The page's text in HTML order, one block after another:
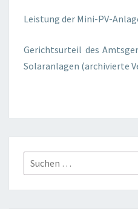
Leistung der Mini-PV-
Gerichtsurteil des
Solaranlagen (archivierte
Suchen
nach: